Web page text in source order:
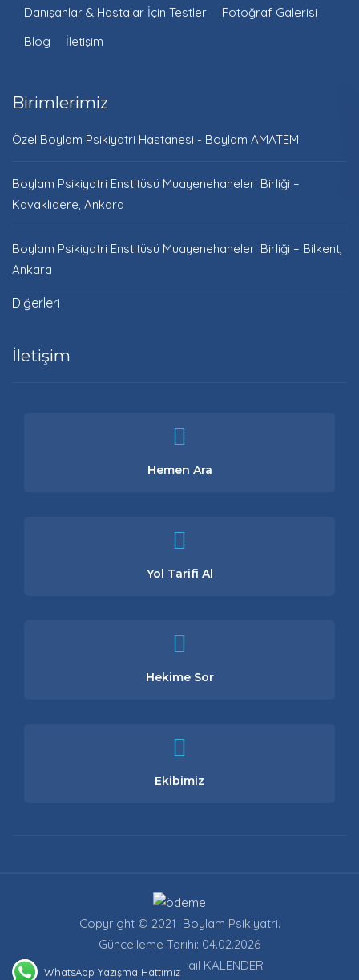
Danışanlar & Hastalar İçin Testler
Fotoğraf Galerisi
Blog
İletişim
Birimlerimiz
Özel Boylam Psikiyatri Hastanesi - Boylam AMATEM
Boylam Psikiyatri Enstitüsü Muayenehaneleri Birliği –
Kavaklıdere, Ankara
Boylam Psikiyatri Enstitüsü Muayenehaneleri Birliği – Bilkent,
Ankara
Diğerleri
İletişim
Hemen Ara
Yol Tarifi Al
Hekime Sor
Ekibimiz
Copyright © 2021 Boylam Psikiyatri.
Güncelleme Tarihi: 04.02.2026
Güncelleyen: İsmail KALENDER
WhatsApp Yazışma Hattımız